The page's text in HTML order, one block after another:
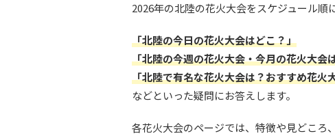
2026年の北陸の花火大会をスケジュール順
「北陸の今日の花火大会はどこ？」
「北陸の今週の花火大会・今月の花火大会
「北陸で有名な花火大会は？おすすめ花火
などといった疑問にお答えします。
各花火大会のページでは、特徴や見どころ